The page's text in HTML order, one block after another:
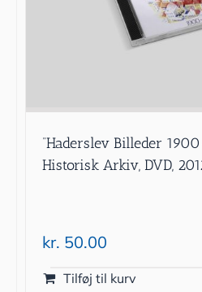
”Haderslev Billeder
Historisk Arkiv, DVD,
kr. 50.00
Tilføj til kurv